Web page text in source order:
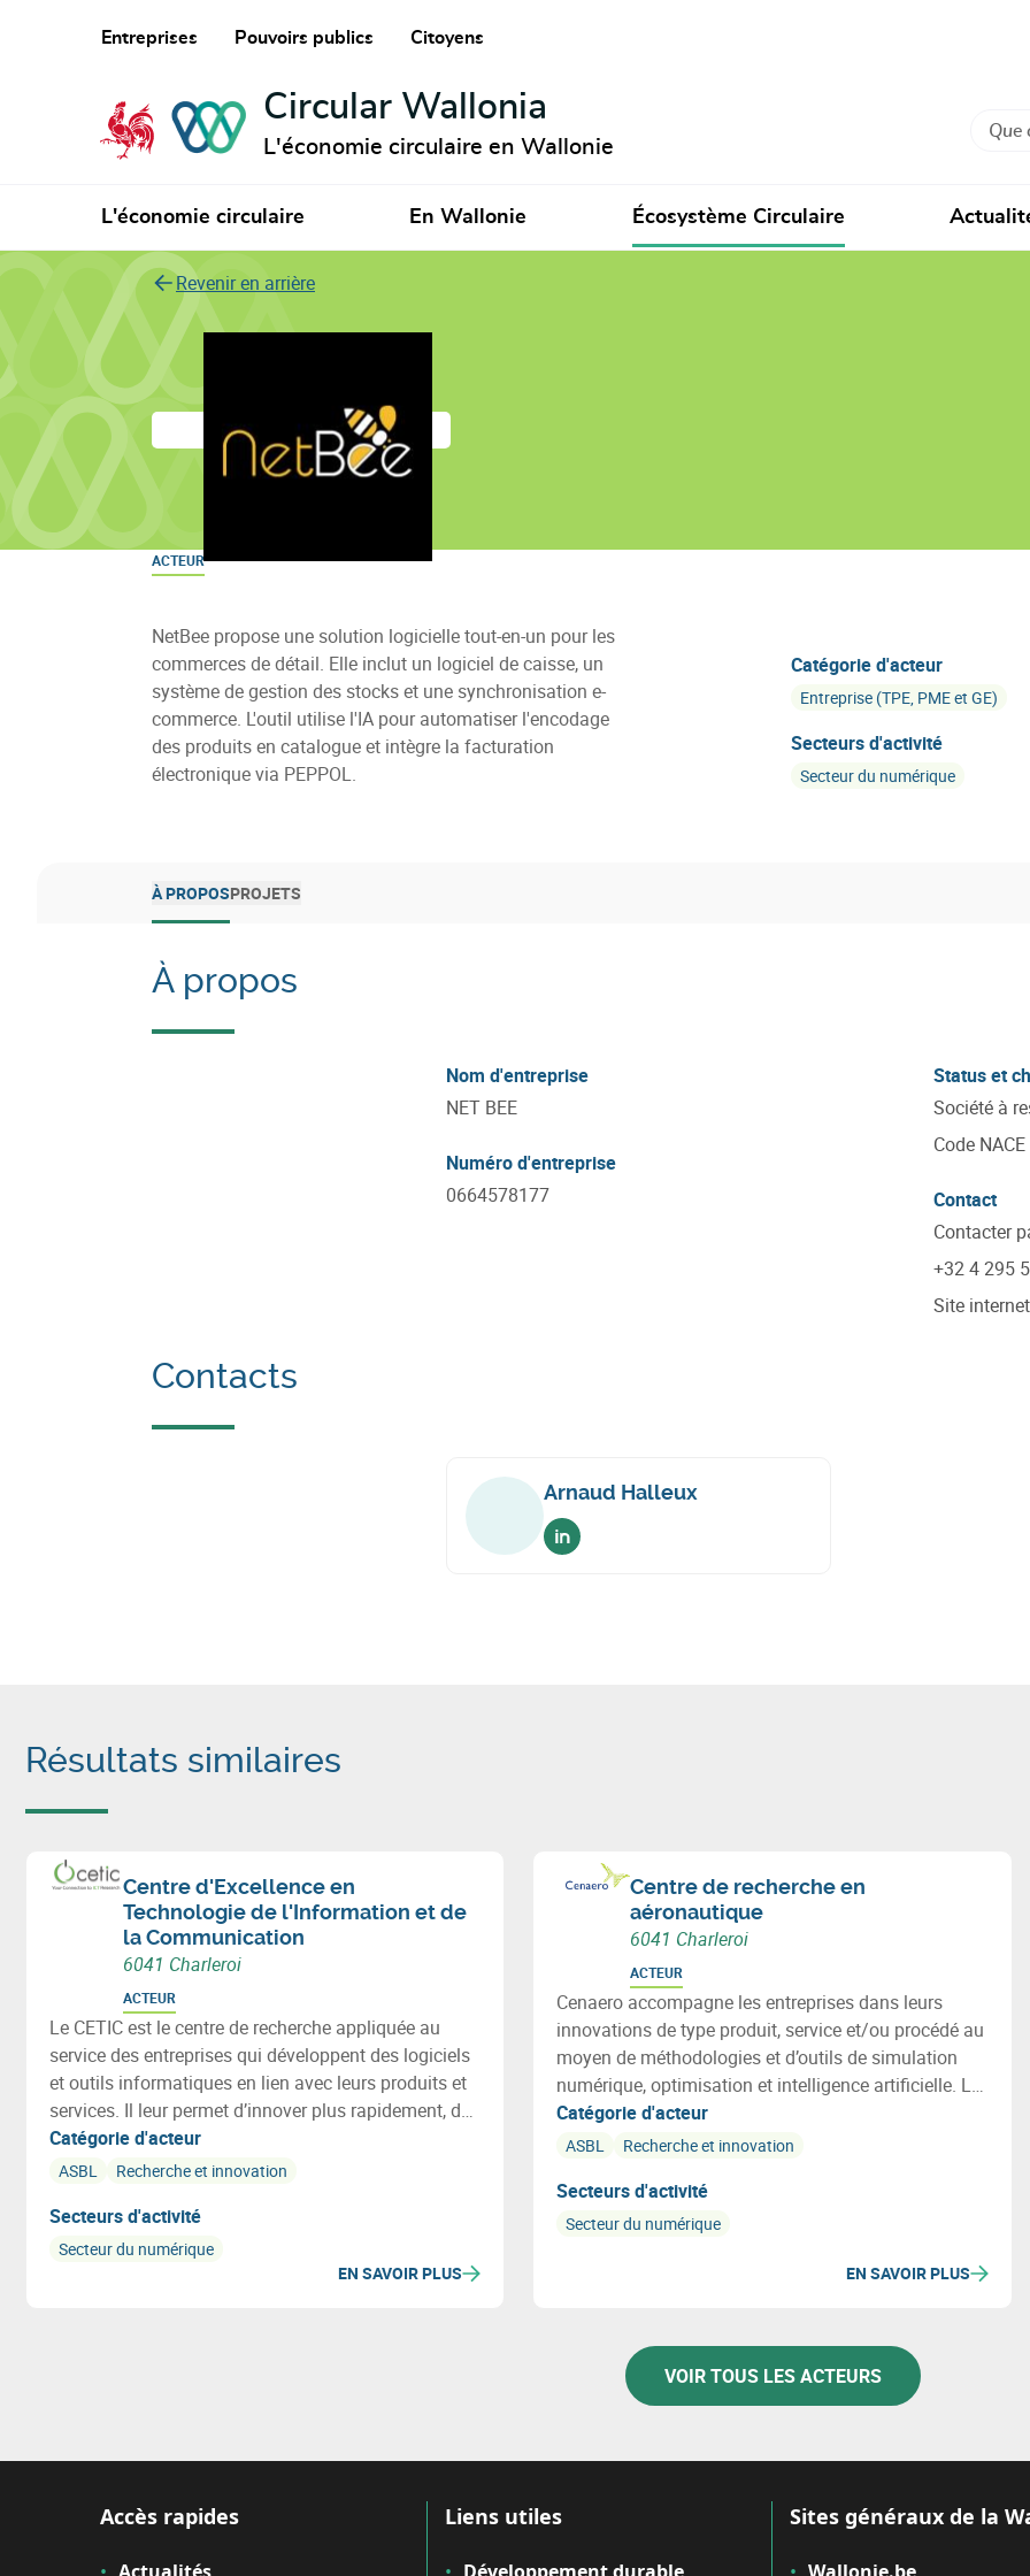
Entreprises Pouvoirs publics Citoyens
Circular Wallonia
L'économie circulaire en Wallonie
L'économie circulaire En Wallonie Écosystème Circulaire
Revenir en arrière
NetBee
ACTEUR
NetBee propose une solution logicielle tout-en-un pour les
commerces de détail. Elle inclut un logiciel de caisse, un
système de gestion des stocks et une synchronisation e-
commerce. L'outil utilise l'IA pour automatiser l'encodage
des produits en catalogue et intègre la facturation
électronique via PEPPOL.
Catégorie d'acteur
Entreprise (TPE, PME et GE)
Secteurs d'activité
Secteur du numérique
À PROPOSPROJETS
À propos
Nom d'entreprise
NET BEE
Numéro d'entreprise
0664578177
Status et
Société à
Code NACE
Contact
Contacter
+32 4 295
Site
Contacts
Arnaud Halleux
Voir sur linkedin
Résultats similaires
Centre d'Excellence en
Technologie de l'Information et de
la Communication
6041 Charleroi
ACTEUR
Le CETIC est le centre de recherche appliquée au
service des entreprises qui développent des logiciels
et outils informatiques en lien avec leurs produits et
services. Il leur permet d’innover plus rapidement, de
diminuer les risques, et d’intégrer les meilleures
technologies issues de la recherche.
Catégorie d'acteur
ASBL Recherche et innovation
Secteurs d'activité
Secteur du numérique
EN SAVOIR PLUS
Centre de recherche en
aéronautique
6041 Charleroi
ACTEUR
Cenaero accompagne les entreprises dans leurs
innovations de type produit, service et/ou procédé au
moyen de méthodologies et d’outils de simulation
numérique, optimisation et intelligence artificielle. Le
centre est actif dans les secteurs de l'Aérospatial, des
Transports, des Procédés, de l'Energie, des Bâtiments
Catégorie d'acteur
ASBL Recherche et innovation
Secteurs d'activité
Secteur du numérique
EN SAVOIR PLUS
VOIR TOUS LES ACTEURS
Accès rapides Liens utiles Sites généraux de la